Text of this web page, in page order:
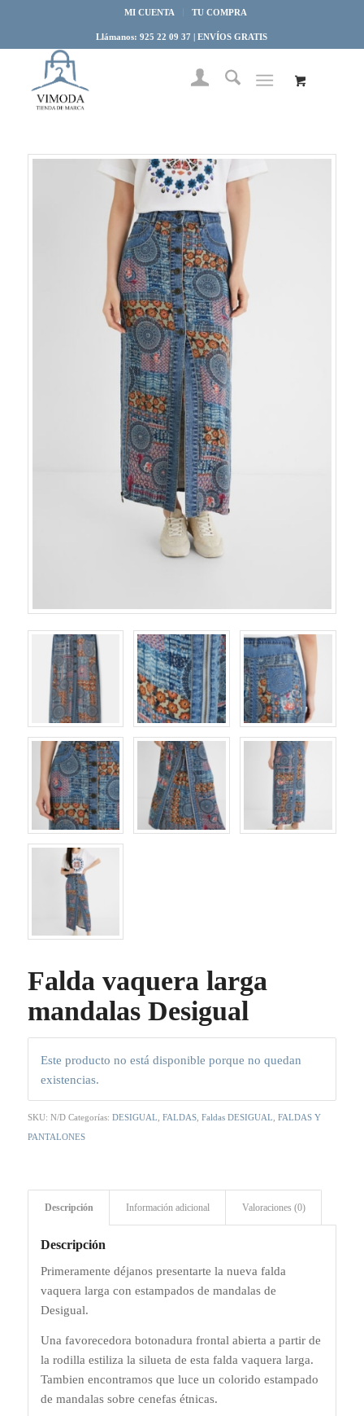
MI CUENTA TU COMPRA
Llámanos: 925 22 09 37 | ENVÍOS GRATIS
Falda vaquera larga
mandalas Desigual
Este producto no está disponible porque no quedan
existencias.
SKU: N/D Categorías: DESIGUAL FALDAS, Faldas DESIGUAL FALDAS Y
PANTALONES
Descripción Información adicional Valoraciones (0)
Descripción
Primeramente déjanos presentarte la nueva falda
vaquera larga con estampados de mandalas de
Desigual.
Una favorecedora botonadura frontal abierta a partir de
la rodilla estiliza la silueta de esta falda vaquera larga.
Tambien encontramos que luce un colorido estampado
de mandalas sobre cenefas étnicas.